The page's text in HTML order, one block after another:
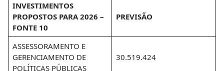
INVESTIMENTOS
PROPOSTOS PARA 2026 –
FONTE 10
PREVISÃO
ASSESSORAMENTO E
GERENCIAMENTO DE
POLÍTICAS PÚBLICAS
30.519.424